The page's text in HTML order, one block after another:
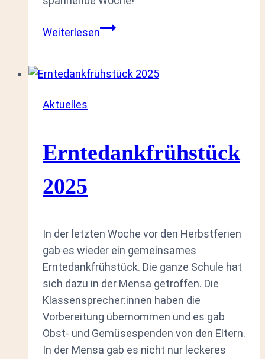
WeiterlesenKleine
Aktuelles
Erntedankfrühstück
2025
In der letzten Woche vor den Herbstferien
gab es wieder ein gemeinsames
Erntedankfrühstück. Die ganze Schule hat
sich dazu in der Mensa getroffen. Die
Klassensprecher:innen haben die
Vorbereitung übernommen und es gab
Obst- und Gemüsespenden von den Eltern.
In der Mensa gab es nicht nur leckeres